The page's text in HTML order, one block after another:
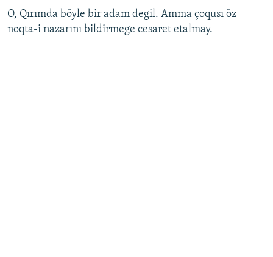
O, Qırımda böyle bir adam degil. Amma çoqusı öz
noqta-i nazarını bildirmege cesaret etalmay.